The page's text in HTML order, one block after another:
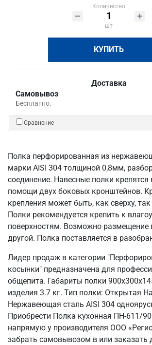
Количество
шт
КУПИТЬ
Доставка
Самовывоз
Бесплатно.
Сравнение
Полка перфорированная из
марки AISI 304 толщиной 0,8мм,
соединение. Навесные полки крепятся
помощи двух боковых кронштейнов.
крепления может быть, как сверху,
Полки рекомендуется крепить к
поверхностям. Возможно размещение
другой. Полка поставляется в
Лидер продаж в категории
косынки" предназначена для
общепита. Габариты полки
изделия 3.7 кг. Тип полки: Открытая
Нержавеющая сталь AISI 304
Приобрести Полка кухонная ПН-611/
напрямую у производителя ООО
забрать самовывозом в или заказать